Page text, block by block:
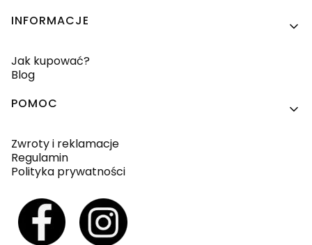
INFORMACJE
Jak kupować?
Blog
POMOC
Zwroty i reklamacje
Regulamin
Polityka prywatności